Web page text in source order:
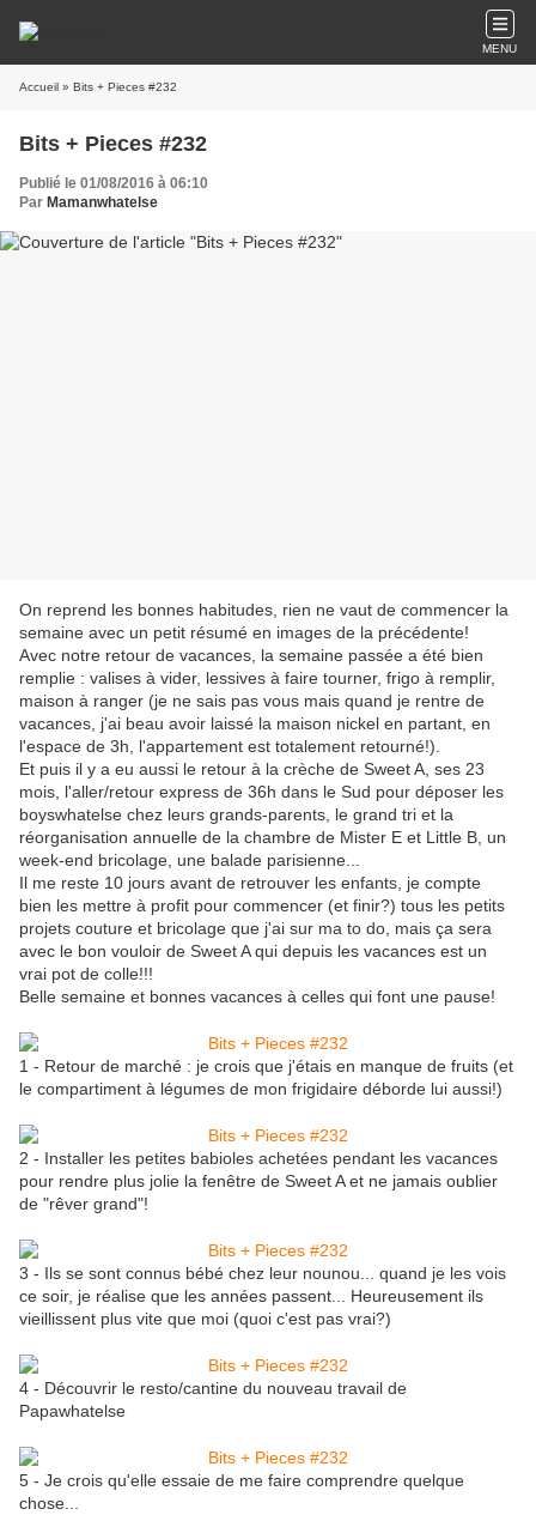
MENU
Accueil » Bits + Pieces #232
Bits + Pieces #232
Publié le 01/08/2016 à 06:10
Par Mamanwhatelse
On reprend les bonnes habitudes, rien ne vaut de commencer la
semaine avec un petit résumé en images de la précédente!
Avec notre retour de vacances, la semaine passée a été bien
remplie : valises à vider, lessives à faire tourner, frigo à remplir,
maison à ranger (je ne sais pas vous mais quand je rentre de
vacances, j'ai beau avoir laissé la maison nickel en partant, en
l'espace de 3h, l'appartement est totalement retourné!).
Et puis il y a eu aussi le retour à la crèche de Sweet A, ses 23
mois, l'aller/retour express de 36h dans le Sud pour déposer les
boyswhatelse chez leurs grands-parents, le grand tri et la
réorganisation annuelle de la chambre de Mister E et Little B, un
week-end bricolage, une balade parisienne...
Il me reste 10 jours avant de retrouver les enfants, je compte
bien les mettre à profit pour commencer (et finir?) tous les petits
projets couture et bricolage que j'ai sur ma to do, mais ça sera
avec le bon vouloir de Sweet A qui depuis les vacances est un
vrai pot de colle!!!
Belle semaine et bonnes vacances à celles qui font une pause!
1 - Retour de marché : je crois que j'étais en manque de fruits (et
le compartiment à légumes de mon frigidaire déborde lui aussi!)
2 - Installer les petites babioles achetées pendant les vacances
pour rendre plus jolie la fenêtre de Sweet A et ne jamais oublier
de "rêver grand"!
3 - Ils se sont connus bébé chez leur nounou... quand je les vois
ce soir, je réalise que les années passent... Heureusement ils
vieillissent plus vite que moi (quoi c'est pas vrai?)
4 - Découvrir le resto/cantine du nouveau travail de
Papawhatelse
5 - Je crois qu'elle essaie de me faire comprendre quelque
chose...